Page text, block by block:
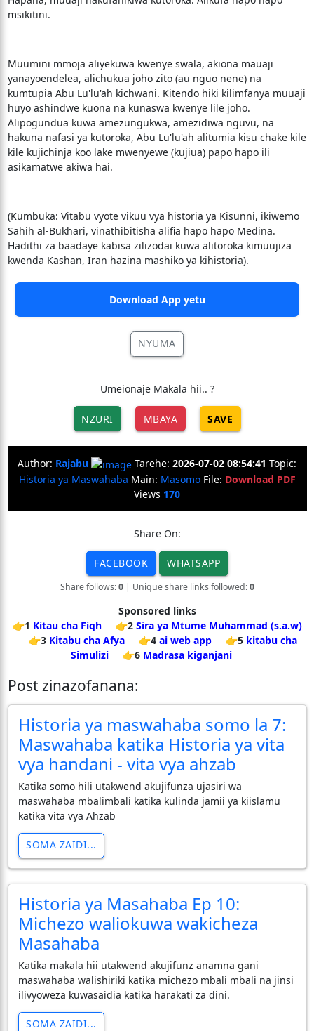
msikitini.
Muumini mmoja aliyekuwa kwenye swala, akiona mauaji
yanayoendelea, alichukua joho zito (au nguo nene) na
kumtupia Abu Lu'lu'ah kichwani. Kitendo hiki kilimfanya muuaji
huyo ashindwe kuona na kunaswa kwenye lile joho.
Alipogundua kuwa amezungukwa, amezidiwa nguvu, na
hakuna nafasi ya kutoroka, Abu Lu'lu'ah alitumia kisu chake kile
kile kujichinja koo lake mwenyewe (kujiua) papo hapo ili
asikamatwe akiwa hai.
(Kumbuka: Vitabu vyote vikuu vya historia ya Kisunni, ikiwemo
Sahih al-Bukhari, vinathibitisha alifia hapo hapo Medina.
Hadithi za baadaye kabisa zilizodai kuwa alitoroka kimuujiza
kwenda Kashan, Iran hazina mashiko ya kihistoria).
Download App yetu
NYUMA
Umeionaje Makala hii.. ?
NZURI MBAYA SAVE
Author: Rajabu Tarehe: 2026-07-02 08:54:41 Topic:
Historia ya Maswahaba Main: MasomoFile: Download PDF
Views 170
Share On:
FACEBOOK WHATSAPP
Share follows:0| Unique share links followed:0
Sponsored links
👉1 Kitau cha Fiqh 👉2 Sira ya Mtume Muhammad (s.a.w)
👉3 Kitabu cha Afya 👉4 ai web app 👉5 kitabu cha
Simulizi
👉6 Madrasa kiganjani
Post zinazofanana:
Historia ya maswahaba somo la 7:
Maswahaba katika Historia ya vita
vya handani - vita vya ahzab
Katika somo hili utakwend akujifunza ujasiri wa
maswahaba mbalimbali katika kulinda jamii ya kiislamu
katika vita vya Ahzab
SOMA ZAIDI...
Historia ya Masahaba Ep 10:
Michezo waliokuwa wakicheza
Masahaba
Katika makala hii utakwend akujifunz anamna gani
maswahaba walishiriki katika michezo mbali mbali na jinsi
ilivyoweza kuwasaidia katika harakati za dini.
SOMA ZAIDI...